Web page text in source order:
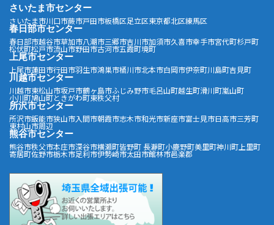
さいたま市センター
さいたま市川口市蕨市戸田市板橋区足立区東京都北区練馬区
春日部市センター
春日部市越谷市草加市八潮市三郷市吉川市加須市久喜市幸手市宮代町杉戸町
松伏町松戸市流山市野田市古河市五霞町境町
上尾市センター
上尾市蓮田市行田市羽生市鴻巣市桶川市北本市白岡市伊奈町川島町吉見町
川越市センター
川越市東松山市坂戸市鶴ヶ島市ふじみ野市毛呂山町越生町滑川町嵐山町
小川町鳩山町ときがわ町東秩父村
所沢市センター
所沢市飯能市狭山市入間市朝霞市志木市和光市新座市富士見市日高市三芳町
東村山市周辺
熊谷市センター
熊谷市秩父市本庄市深谷市横瀬町皆野町 長瀞町小鹿野町美里町神川町 上里町
寄居町佐野市栃木市足利市伊勢崎市太田市館林市邑楽郡